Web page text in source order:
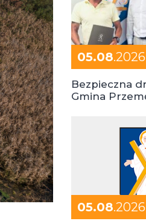
05.08.2026
Bezpieczna
Gmina
05.08.2026